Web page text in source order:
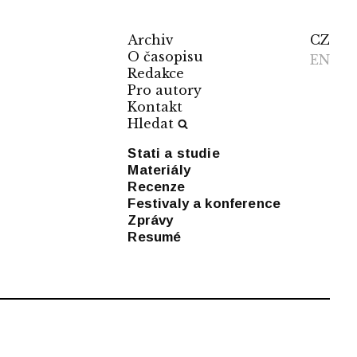
Archiv
O časopisu
Redakce
Pro autory
Kontakt
Hledat
Stati a studie
Materiály
Recenze
Festivaly a konference
Zprávy
Resumé
CZ
EN